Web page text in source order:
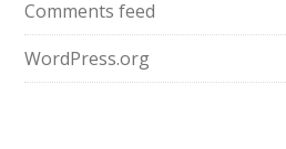
Comments feed
WordPress.org